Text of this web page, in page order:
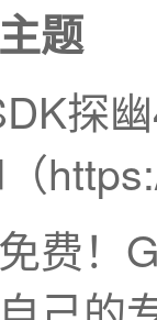
题
探
费！